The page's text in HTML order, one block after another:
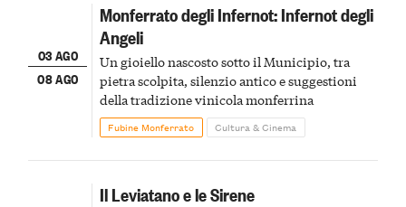
03 AGO
08 AGO
Monferrato degli Infernot: Infernot degli
Angeli
Un gioiello nascosto sotto il Municipio, tra
pietra scolpita, silenzio antico e suggestioni
della tradizione vinicola monferrina
Fubine Monferrato Cultura & Cinema
Il Leviatano e le Sirene